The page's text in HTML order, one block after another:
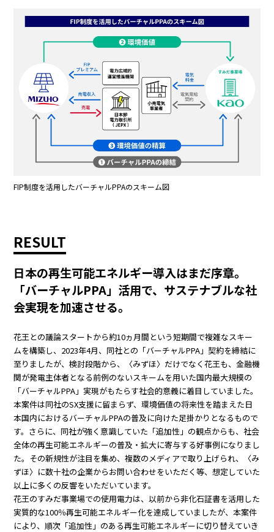
FIP制度を活用したバーチャルPPAのスキーム図
RESULT
日本の再生可能エネルギー導入はまだ序章。
「バーチャルPPA」活用で、サステナブルな社
会実現を加速させる。
花王との議論スタートから約10ヵ月間という短期間で複雑なスキー
ムを構築し、2023年4月、同社との「バーチャルPPA」契約を締結に
至りましたが、検討段階から、〈みずほ〉だけでなく花王も、金融機
関が発電主体者となる前例のないスキームを用いた国内最大規模の
「バーチャルPPA」実現がもたらす社会的意義に着目していました。
本案件は同社のSX支援に留まらず、環境価値の将来性を踏まえた日
本国内におけるバーチャルPPAの普及に向けた足掛かりとなるもので
す。さらに、同社が強く意識していた「追加性」の観点からも、社会
全体の再生可能エネルギーの普及・拡大に寄与する好事例になりまし
た。その新規性が注目を集め、複数のメディアで取り上げられ、〈み
ずほ〉に数十社の企業からお問い合わせをいただく等、想定していた
以上に多くの反響をいただいています。
花王のすみだ事業場での使用電力は、以前から非化石証書を活用した
実質的な100％再生可能エネルギー化を達成していましたが、本案件
により、順次「追加性」のある再生可能エネルギーに切り替えていき